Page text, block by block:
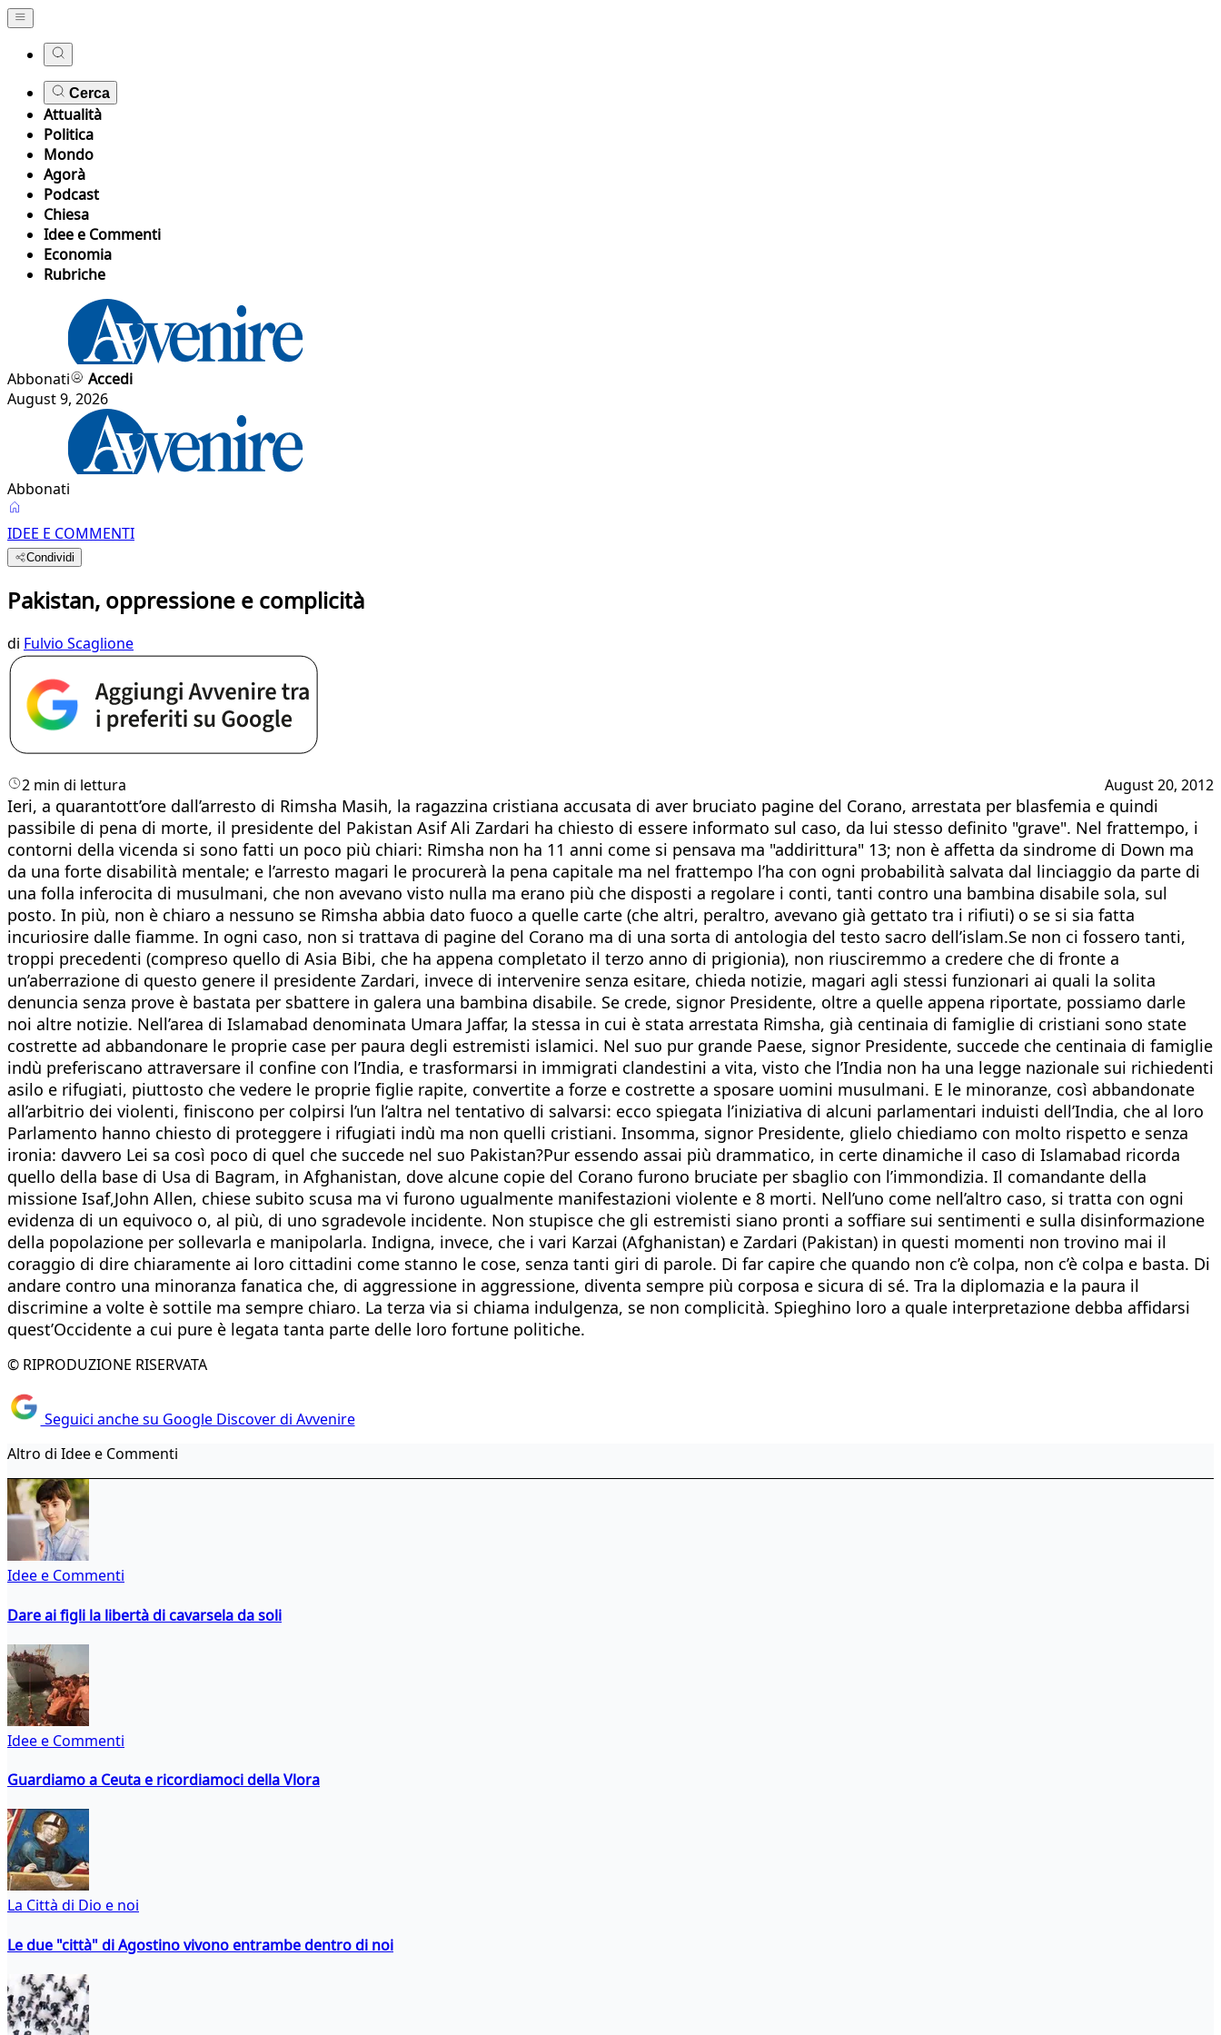
Cerca
Attualità
Politica
Mondo
Agorà
Podcast
Chiesa
Idee e Commenti
Economia
Rubriche
Abbonati
Accedi
August 9, 2026
Abbonati
IDEE E COMMENTI
Condividi
Pakistan, oppressione e complicità
di Fulvio Scaglione
2 min di lettura August 20, 2012
Ieri, a quarantott’ore dall’arresto di Rimsha Masih, la ragazzina cristiana accusata di aver bruciato pagine del Corano, arrestata per blasfemia e quindi
passibile di pena di morte, il presidente del Pakistan Asif Ali Zardari ha chiesto di essere informato sul caso, da lui stesso definito "grave". Nel frattempo, i
contorni della vicenda si sono fatti un poco più chiari: Rimsha non ha 11 anni come si pensava ma "addirittura" 13; non è affetta da sindrome di Down ma
da una forte disabilità mentale; e l’arresto magari le procurerà la pena capitale ma nel frattempo l’ha con ogni probabilità salvata dal linciaggio da parte di
una folla inferocita di musulmani, che non avevano visto nulla ma erano più che disposti a regolare i conti, tanti contro una bambina disabile sola, sul
posto. In più, non è chiaro a nessuno se Rimsha abbia dato fuoco a quelle carte (che altri, peraltro, avevano già gettato tra i rifiuti) o se si sia fatta
incuriosire dalle fiamme. In ogni caso, non si trattava di pagine del Corano ma di una sorta di antologia del testo sacro dell’islam.Se non ci fossero tanti,
troppi precedenti (compreso quello di Asia Bibi, che ha appena completato il terzo anno di prigionia), non riusciremmo a credere che di fronte a
un’aberrazione di questo genere il presidente Zardari, invece di intervenire senza esitare, chieda notizie, magari agli stessi funzionari ai quali la solita
denuncia senza prove è bastata per sbattere in galera una bambina disabile. Se crede, signor Presidente, oltre a quelle appena riportate, possiamo darle
noi altre notizie. Nell’area di Islamabad denominata Umara Jaffar, la stessa in cui è stata arrestata Rimsha, già centinaia di famiglie di cristiani sono state
costrette ad abbandonare le proprie case per paura degli estremisti islamici. Nel suo pur grande Paese, signor Presidente, succede che centinaia di famiglie
indù preferiscano attraversare il confine con l’India, e trasformarsi in immigrati clandestini a vita, visto che l’India non ha una legge nazionale sui richiedenti
asilo e rifugiati, piuttosto che vedere le proprie figlie rapite, convertite a forze e costrette a sposare uomini musulmani. E le minoranze, così abbandonate
all’arbitrio dei violenti, finiscono per colpirsi l’un l’altra nel tentativo di salvarsi: ecco spiegata l’iniziativa di alcuni parlamentari induisti dell’India, che al loro
Parlamento hanno chiesto di proteggere i rifugiati indù ma non quelli cristiani. Insomma, signor Presidente, glielo chiediamo con molto rispetto e senza
ironia: davvero Lei sa così poco di quel che succede nel suo Pakistan?Pur essendo assai più drammatico, in certe dinamiche il caso di Islamabad ricorda
quello della base di Usa di Bagram, in Afghanistan, dove alcune copie del Corano furono bruciate per sbaglio con l’immondizia. Il comandante della
missione Isaf,John Allen, chiese subito scusa ma vi furono ugualmente manifestazioni violente e 8 morti. Nell’uno come nell’altro caso, si tratta con ogni
evidenza di un equivoco o, al più, di uno sgradevole incidente. Non stupisce che gli estremisti siano pronti a soffiare sui sentimenti e sulla disinformazione
della popolazione per sollevarla e manipolarla. Indigna, invece, che i vari Karzai (Afghanistan) e Zardari (Pakistan) in questi momenti non trovino mai il
coraggio di dire chiaramente ai loro cittadini come stanno le cose, senza tanti giri di parole. Di far capire che quando non c’è colpa, non c’è colpa e basta. Di
andare contro una minoranza fanatica che, di aggressione in aggressione, diventa sempre più corposa e sicura di sé. Tra la diplomazia e la paura il
discrimine a volte è sottile ma sempre chiaro. La terza via si chiama indulgenza, se non complicità. Spieghino loro a quale interpretazione debba affidarsi
quest’Occidente a cui pure è legata tanta parte delle loro fortune politiche.
© RIPRODUZIONE RISERVATA
Seguici anche su Google Discover di Avvenire
Altro di Idee e Commenti
Idee e Commenti
Dare ai figli la libertà di cavarsela da soli
Idee e Commenti
Guardiamo a Ceuta e ricordiamoci della Vlora
La Città di Dio e noi
Le due "città" di Agostino vivono entrambe dentro di noi